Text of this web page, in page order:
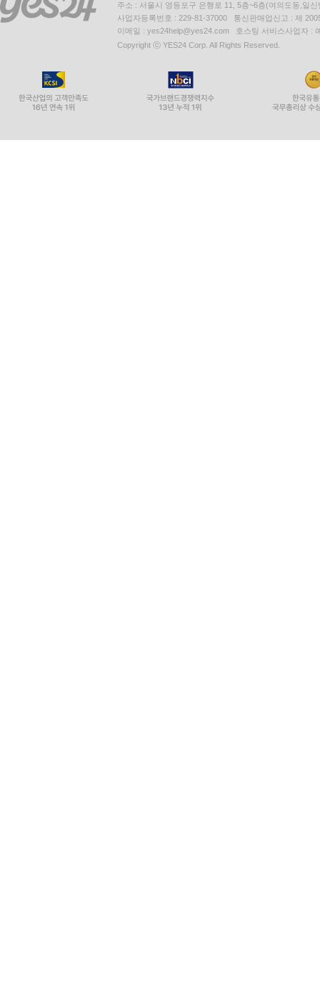
주소 : 서울시 영등포구 은행로 11, 5층~6층(여의도동,일신
사업자등록번호 : 229-81-37000 통신판매업신고 : 제
이메일 : yes24help@yes24.com 호스팅 서비스사업자 :
Copyright ⓒ YES24 Corp. All Rights Reserved.